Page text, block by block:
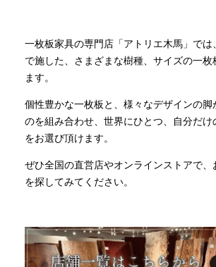
一枚板家具の専門店「アトリエ木馬」では
で施した、さまざまな樹種、サイズの一
ます。
個性豊かな一枚板と、様々なデザインの脚
のを組み合わせ、世界にひとつ、自分だけ
をお選び頂けます。
ぜひ全国の直営店やオンラインストアで、
を探してみてください。